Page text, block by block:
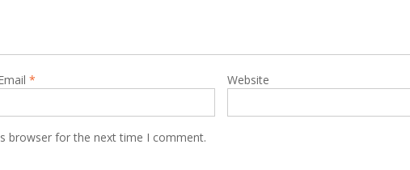
* Website
browser for the next time I comment.